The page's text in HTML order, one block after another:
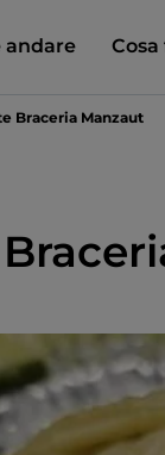
andare Cosa
Braceria Manzaut